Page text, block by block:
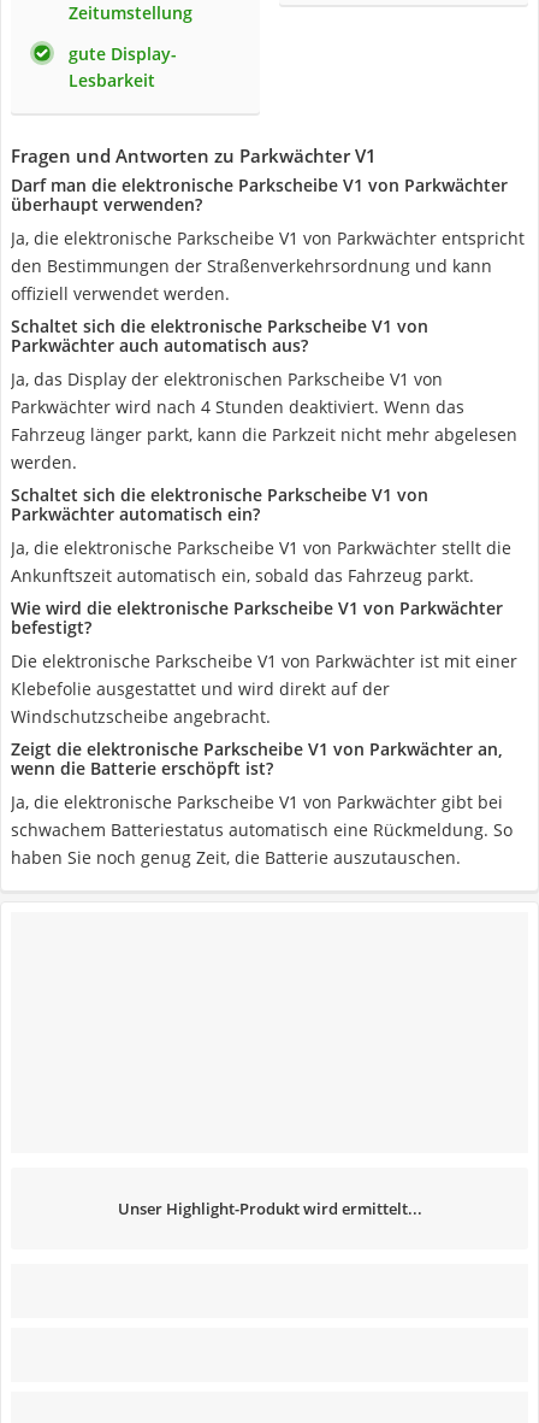
Zeitumstellung
gute Display-
Lesbarkeit
Fragen und Antworten zu Parkwächter V1 ‎
Darf man die elektronische Parkscheibe V1 von Parkwächter
überhaupt verwenden?
Ja, die elektronische Parkscheibe V1 von Parkwächter entspricht
den Bestimmungen der Straßenverkehrsordnung und kann
offiziell verwendet werden.
Schaltet sich die elektronische Parkscheibe V1 von
Parkwächter auch automatisch aus?
Ja, das Display der elektronischen Parkscheibe V1 von
Parkwächter wird nach 4 Stunden deaktiviert. Wenn das
Fahrzeug länger parkt, kann die Parkzeit nicht mehr abgelesen
werden.
Schaltet sich die elektronische Parkscheibe V1 von
Parkwächter automatisch ein?
Ja, die elektronische Parkscheibe V1 von Parkwächter stellt die
Ankunftszeit automatisch ein, sobald das Fahrzeug parkt.
Wie wird die elektronische Parkscheibe V1 von Parkwächter
befestigt?
Die elektronische Parkscheibe V1 von Parkwächter ist mit einer
Klebefolie ausgestattet und wird direkt auf der
Windschutzscheibe angebracht.
Zeigt die elektronische Parkscheibe V1 von Parkwächter an,
wenn die Batterie erschöpft ist?
Ja, die elektronische Parkscheibe V1 von Parkwächter gibt bei
schwachem Batteriestatus automatisch eine Rückmeldung. So
haben Sie noch genug Zeit, die Batterie auszutauschen.
Unser Highlight-Produkt wird ermittelt...